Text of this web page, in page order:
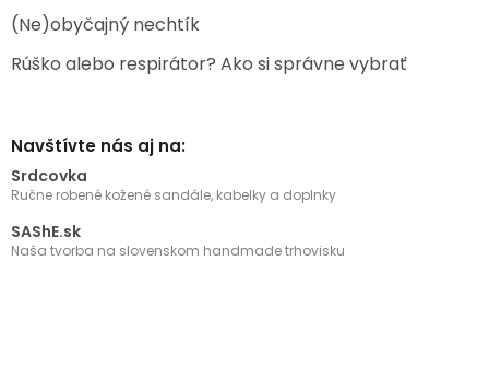
(Ne)obyčajný nechtík
Rúško alebo respirátor? Ako si správne vybrať
Navštívte nás aj na:
Srdcovka
Ručne robené kožené sandále, kabelky a doplnky
SAShE.sk
Naša tvorba na slovenskom handmade trhovisku